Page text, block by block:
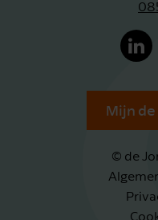
Mijn de
© de